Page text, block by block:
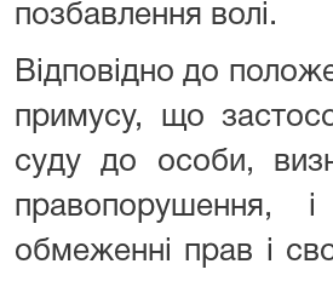
позбавлення волі.
Відповідно до
примусу, що
суду до особи,
правопорушення,
обмеженні прав і